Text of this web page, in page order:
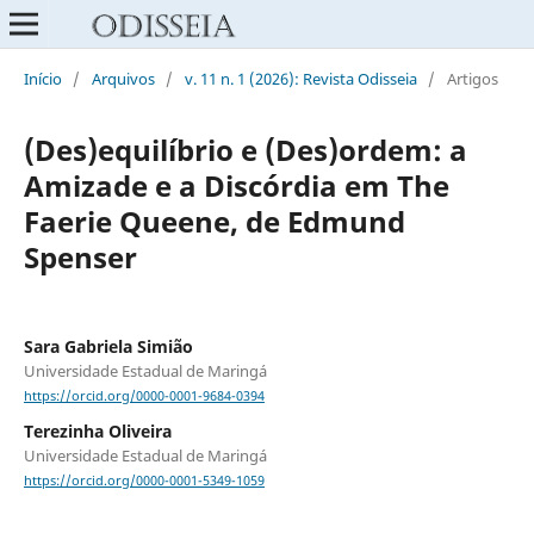
Início / Arquivos / v. 11 n. 1 (2026): Revista Odisseia / Artigos
(Des)equilíbrio e (Des)ordem: a
Amizade e a Discórdia em The
Faerie Queene, de Edmund
Spenser
Sara Gabriela Simião
Universidade Estadual de Maringá
https://orcid.org/0000-0001-9684-0394
Terezinha Oliveira
Universidade Estadual de Maringá
https://orcid.org/0000-0001-5349-1059